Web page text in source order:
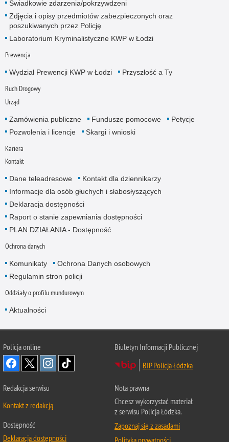
Świadkowie zdarzenia/pokrzywdzeni
Zdjęcia i opisy przedmiotów zabezpieczonych oraz
poszukiwanych przez Policję
Laboratorium Kryminalistyczne KWP w Łodzi
Prewencja
Wydział Prewencji KWP w Łodzi Przyszłość a Ty
Ruch Drogowy
Urząd
Zamówienia publiczne Fundusze pomocowe
Petycje
Pozwolenia i licencje
Skargi i wnioski
Kariera
Kontakt
Dane teleadresowe
Kontakt dla dziennikarzy
Informacje dla osób głuchych i słabosłyszących
Deklaracja dostępności
Raport o stanie zapewniania dostępności
PLAN DZIAŁANIA - Dostępność
Ochrona danych
Komunikaty
Ochrona Danych osobowych
Regulamin stron policji
Oddziały o profilu mundurowym
Aktualności
Policja online
Biuletyn Informacji Publicznej
BIP Policja Łódzka
Redakcja serwisu
Kontakt z redakcją
Dostępność
Deklaracja dostępności
Nota prawna
Chcesz wykorzystać materiał
z serwisu Policja Łódzka.
Zapoznaj się z zasadami
Polityka prywatności